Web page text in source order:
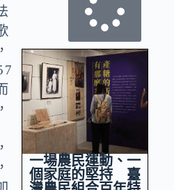
一場農民運動、一
個家庭的堅持 臺